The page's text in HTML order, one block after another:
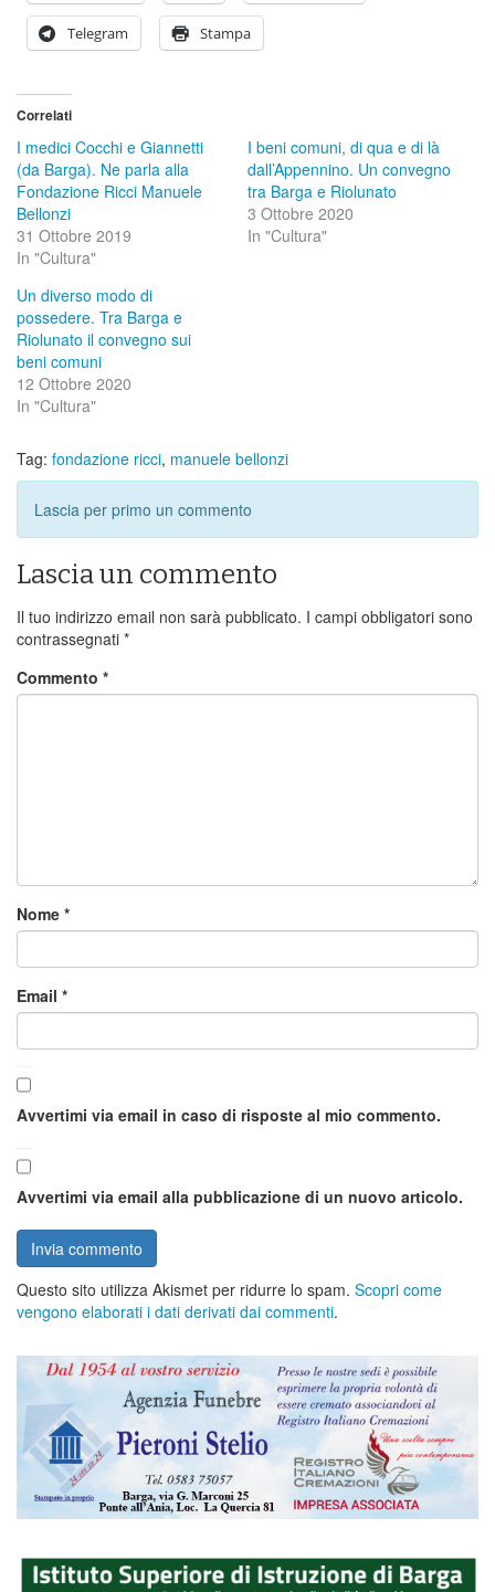
Telegram Stampa
Correlati
I medici Cocchi e Giannetti
(da Barga). Ne parla alla
Fondazione Ricci Manuele
Bellonzi
31 Ottobre 2019
In "Cultura"
I beni comuni, di qua e di là
dall’Appennino. Un convegno
tra Barga e Riolunato
3 Ottobre 2020
In "Cultura"
Un diverso modo di
possedere. Tra Barga e
Riolunato il convegno sui
beni comuni
12 Ottobre 2020
In "Cultura"
Tag: fondazione ricci, manuele bellonzi
Lascia per primo un commento
Lascia un commento
Il tuo indirizzo email non sarà pubblicato. I campi obbligatori sono
contrassegnati *
Commento *
Nome *
Email *
Avvertimi via email in caso di risposte al mio commento.
Avvertimi via email alla pubblicazione di un nuovo articolo.
Questo sito utilizza Akismet per ridurre lo spam. Scopri come
vengono elaborati i dati derivati dai commenti.